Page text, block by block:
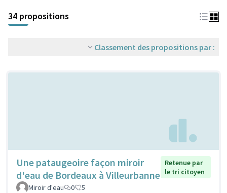
34 propositions
Classement des propositions par :
Une pataugeoire façon miroir
d'eau de Bordeaux à Villeurbanne
Retenue par
le tri citoyen
Miroir d'eau
0 5